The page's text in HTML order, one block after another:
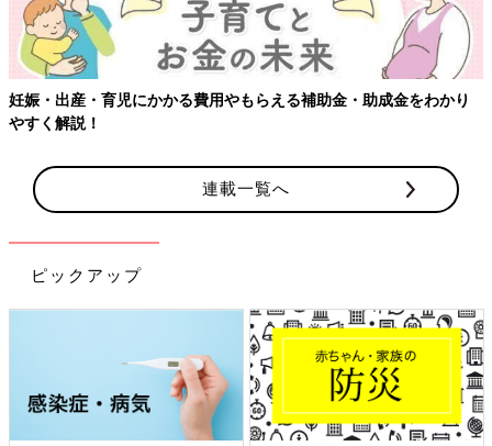
妊娠・出産・育児にかかる費用やもらえる補助金・助成金をわかり
やすく解説！
連載一覧へ
ピックアップ